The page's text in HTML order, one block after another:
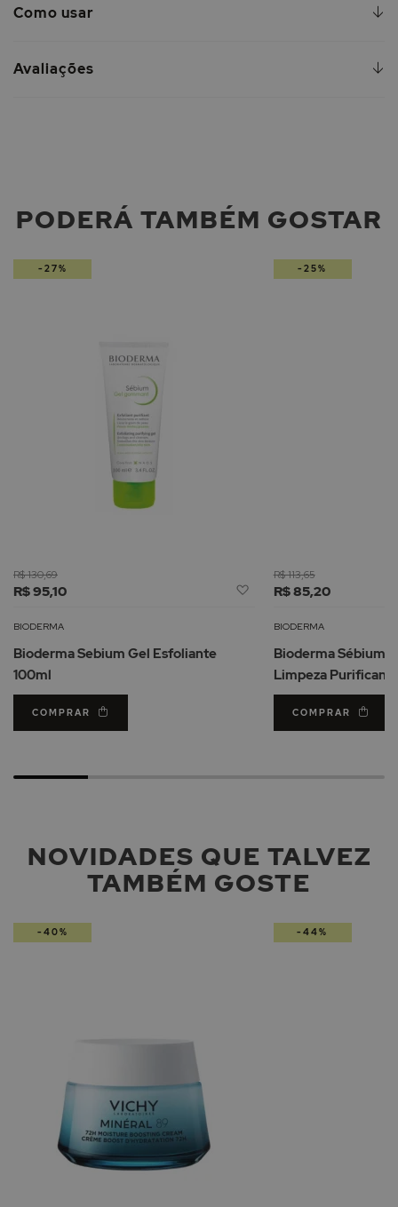
Como usar
Avaliações
PODERÁ TAMBÉM GOSTAR
R$ 95,10
R$ 130,69
Adicionar
Lista
Desejos
BIODERMA
Bioderma Sebium Gel Esfoliante
100ml
COMPRAR
-27%
R$ 85,20
R$ 113,65
BIODERMA
Bioderma Sébium
Limpeza
COMPRAR
-25%
NOVIDADES QUE TALVEZ
TAMBÉM GOSTE
-40% -44%